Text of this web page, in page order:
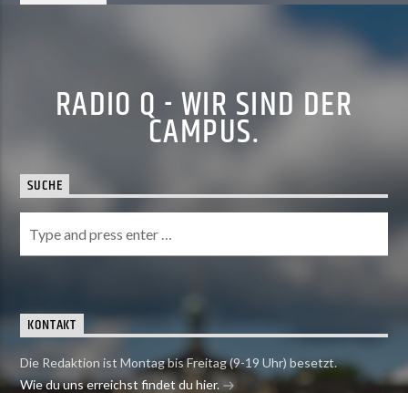
RADIO Q - WIR SIND DER
CAMPUS.
SUCHE
KONTAKT
Die Redaktion ist Montag bis Freitag (9-19 Uhr) besetzt.
Wie du uns erreichst findet du hier.